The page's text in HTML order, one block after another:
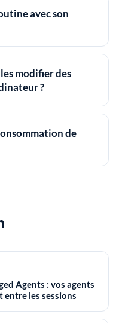
avec son
modifier des
?
de
Agents : vos agents
entre les sessions